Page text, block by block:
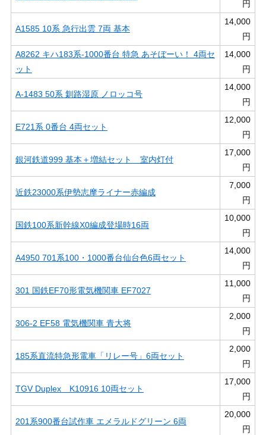
円
A1585 10系 急行出雲 7両 基本
14,000
円
A8262 キハ183系-1000番台 特急 あそぼーい！ 4両セ
ット
14,000
円
A-1483 50系 釧路湿原 ノロッコ号
14,000
円
E721系 0番台 4両セット
12,000
円
銀河鉄道999 基本＋増結セット 室内灯付
17,000
円
近鉄23000系伊勢志摩ライナー赤編成
7,000
円
国鉄100系新幹線X0編成登場時16両
10,000
円
A4950 701系100・1000番台仙台色6両セット
14,000
円
301 国鉄EF70形電気機関車 EF7027
11,000
円
306-2 EF58 電気機関車 青大将
2,000
円
185系直流特急形電車「リレー号」6両セット
2,000
円
TGV Duplex K10916 10両セット
17,000
円
201系900番台試作車 エメラルドグリーン 6両
20,000
円